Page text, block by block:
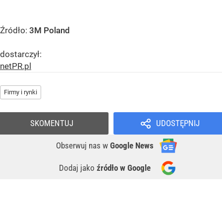
Źródło: 3M Poland
dostarczył:
netPR.pl
Firmy i rynki
UDOSTĘPNIJ
Obserwuj nas w Google News
Dodaj jako źródło w Google
SKOMENTUJ